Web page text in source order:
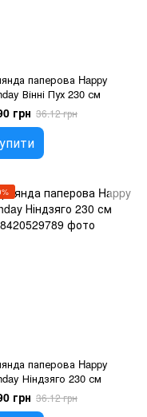
паперова Happy
Вінні Пух 230 см
грн 36.12 грн
паперова Happy
Ніндзяго 230 см
грн 36.12 грн